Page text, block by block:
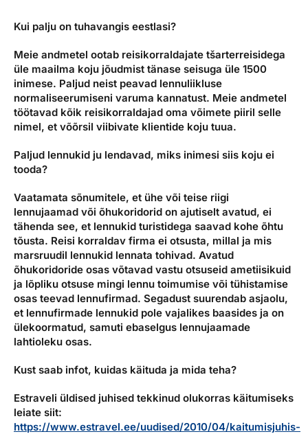
Reisija meelespea
Püsisoodustused
Boonuspunktid
Ettevõttest, kontaktid, reisikonsultandi teenus, tule
Ettevõttest
Kontaktid
Reisikonsultandi teenus
Tule tööle
Kui palju on tuhavangis eestlasi?
Meie andmetel ootab reisikorraldajate tšarterreisidega
üle maailma koju jõudmist tänase seisuga üle 1500
inimese. Paljud neist peavad lennuliikluse
normaliseerumiseni varuma kannatust. Meie andmetel
töötavad kõik reisikorraldajad oma võimete piiril selle
nimel, et võõrsil viibivate klientide koju tuua.
Paljud lennukid ju lendavad, miks inimesi siis koju ei
tooda?
Vaatamata sõnumitele, et ühe või teise riigi
lennujaamad või õhukoridorid on ajutiselt avatud, ei
tähenda see, et lennukid turistidega saavad kohe õhtu
tõusta. Reisi korraldav firma ei otsusta, millal ja mis
marsruudil lennukid lennata tohivad. Avatud
õhukoridoride osas võtavad vastu otsuseid ametiisikuid
ja lõpliku otsuse mingi lennu toimumise või tühistamise
osas teevad lennufirmad. Segadust suurendab asjaolu,
et lennufirmade lennukid pole vajalikes baasides ja on
ülekoormatud, samuti ebaselgus lennujaamade
lahtioleku osas.
Kust saab infot, kuidas käituda ja mida teha?
Estraveli üldised juhised tekkinud olukorras käitumiseks
leiate siit:
https://www.estravel.ee/uudised/2010/04/kaitumisjuhis-